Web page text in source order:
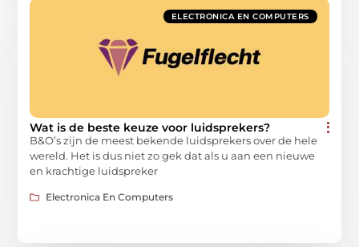
ELECTRONICA EN COMPUTERS
Wat is de beste keuze voor luidsprekers?
B&O’s zijn de meest bekende luidsprekers over de hele
wereld. Het is dus niet zo gek dat als u aan een nieuwe
en krachtige luidspreker
Electronica En Computers